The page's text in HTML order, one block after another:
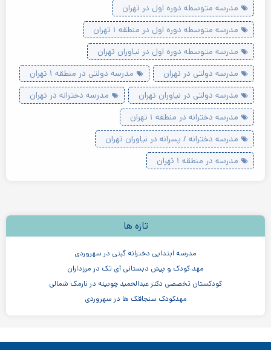
مدرسه متوسطه دوره اول در تهران
مدرسه متوسطه دوره اول در منطقه ۱ تهران
مدرسه متوسطه دوره اول در نیاوران تهران
مدرسه دولتی در تهران
مدرسه دولتی در منطقه ۱ تهران
مدرسه دولتی در نیاوران تهران
مدرسه دخترانه در تهران
مدرسه دخترانه در منطقه ۱ تهران
مدرسه دخترانه / پسرانه در نیاوران تهران
مدرسه در منطقه ۱ تهران
تازه ها
مدرسه ابتدایی دخترانه گیتی در سهروردی
مهد کودک و پیش دبستانی آی تک در مرزداران
کودکستان تخصصی دکتر عبدالحمید چوبینه در نارمک شمالی
مهدکودک سنجاقک ها در سهروردی
موسسه اندیشه کیان ابر سفید در ظفر